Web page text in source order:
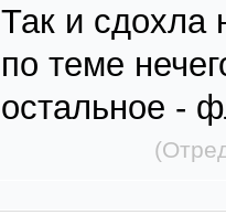
Так и сдохла
по теме
остальное -